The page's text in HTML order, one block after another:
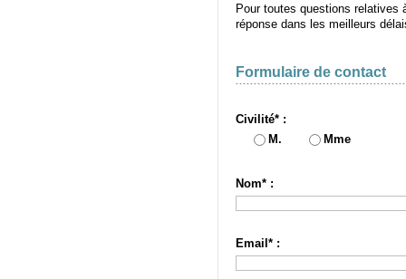
Pour toutes questions relatives
réponse dans les meilleurs
Formulaire de contact
Civilité* :
M.
Mme
Nom* :
Email* :